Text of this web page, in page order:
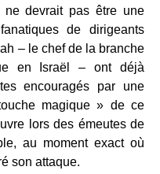
ne devrait pas être une
de dirigeants
– le chef de la branche
en Israël – ont déjà
encouragés par une
magique » de ce
lors des émeutes de
au moment exact où
son attaque.